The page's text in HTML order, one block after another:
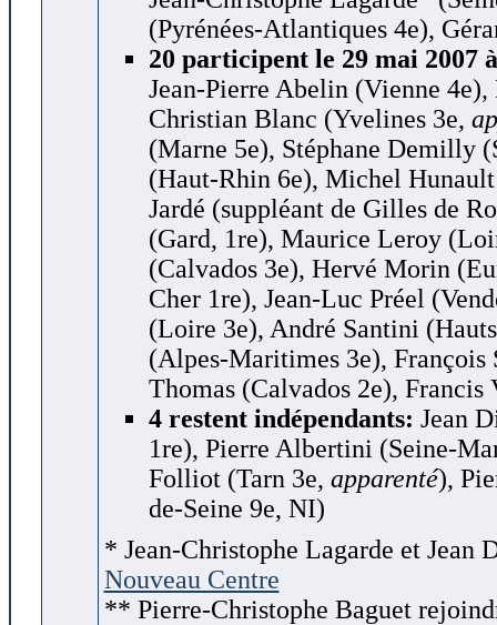
(Pyrénées-Atlantiques 4e),
20 participent le 29 mai 2007
Jean-Pierre Abelin (Vienne
Christian Blanc (Yvelines 3e,
(Marne 5e), Stéphane Demilly
(Haut-Rhin 6e), Michel
Jardé (suppléant de Gilles de
(Gard, 1re), Maurice Leroy
(Calvados 3e), Hervé Morin
Cher 1re), Jean-Luc Préel
(Loire 3e), André Santini
(Alpes-Maritimes 3e), François
Thomas (Calvados 2e), Francis
4 restent indépendants: Jean
1re), Pierre Albertini (Seine-
Folliot (Tarn 3e, apparenté),
de-Seine 9e, NI)
* Jean-Christophe Lagarde et Jean
Nouveau Centre
** Pierre-Christophe Baguet